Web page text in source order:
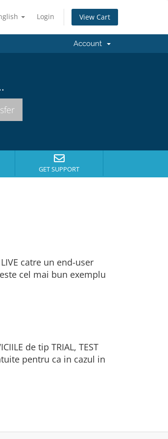
Login View Cart
Account
GET SUPPORT
catre un end-user
cel mai bun exemplu
de tip TRIAL, TEST
pentru ca in cazul in